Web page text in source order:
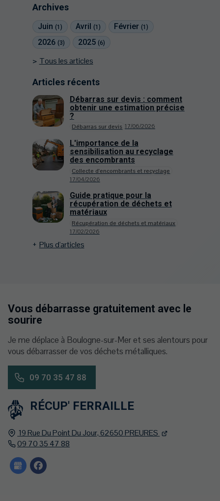
Archives
Juin (1) Avril(1) Février(1)
2026 (3) 2025(6)
Tous les articles
Articles récents
Débarras sur devis 17/06/2026
Débarras sur devis : comment
obtenir une estimation précise
?
Collecte d'encombrants et recyclage
17/04/2026
L'importance de la
sensibilisation au recyclage
des encombrants
Récupération de déchets et matériaux
17/02/2026
Guide pratique pour la
récupération de déchets et
matériaux
Plus d'articles
RÉCUP' FERRAILLE
19 Rue Du Point Du Jour,62650PREURES
09 70 35 47 88
Vous débarrasse gratuitement avec le
sourire
Je me déplace à Boulogne-sur-Mer et ses alentours pour
vous débarrasser de vos déchets métalliques.
09 70 35 47 88